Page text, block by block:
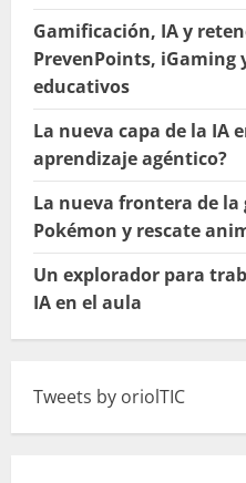
Gamificación, IA y
PrevenPoints, iGaming
educativos
La nueva capa de la IA
aprendizaje agéntico?
La nueva frontera de
Pokémon y rescate
Un explorador para
IA en el aula
Tweets by oriolTIC